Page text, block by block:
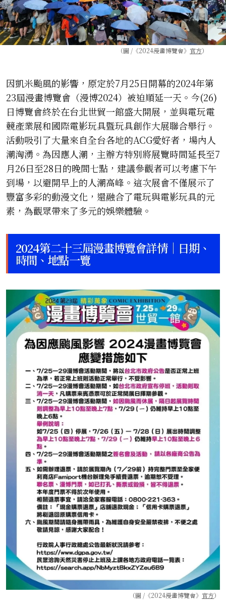
（圖 /《2024漫畫博覽會》 官方）
因凱米颱風的影響，原定於7月25日開幕的2024年第
23屆漫畫博覽會（漫博2024）被迫順延一天。今(26)
日博覽會終於在台北世貿一館盛大開展，並與電玩電
競產業展和國際電影玩具暨玩具創作大展聯合舉行。
活動吸引了大量來自全台各地的ACG愛好者，場內人
潮洶湧。為因應人潮，主辦方特別將展覽時間延長至7
月26日至28日的晚間七點，建議參觀者可以考慮下午
到場，以避開早上的人潮高峰。這次展會不僅展示了
豐富多彩的動漫文化，還融合了電玩與電影玩具的元
素，為觀眾帶來了多元的娛樂體驗。
2024第二十三屆漫畫博覽會詳情｜日期、
時間、地點一覽
（圖 /《2024漫畫博覽會》 官方）